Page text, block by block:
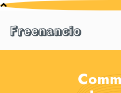
Freenancio